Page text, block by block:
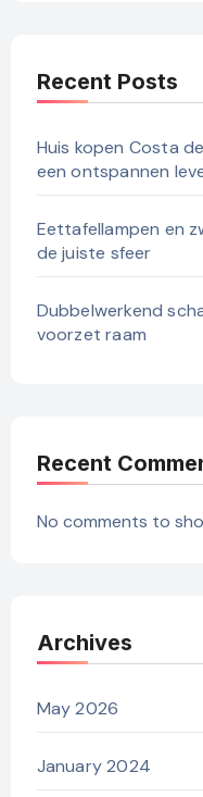
Recent Posts
Huis kopen Costa
een ontspannen
Eettafellampen en
de juiste sfeer
Dubbelwerkend
voorzet raam
Recent
No comments to
Archives
May 2026
January 2024